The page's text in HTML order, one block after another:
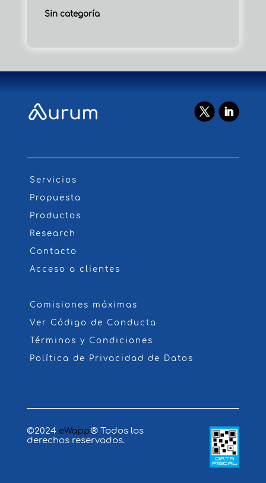
Sin categoría
Servicios
Propuesta
Productos
Research
Contacto
Acceso a clientes
Comisiones máximas
Ver Código de Conducta
Términos y Condiciones
Política de Privacidad de Datos
©2024 eWapp® Todos los
derechos reservados.